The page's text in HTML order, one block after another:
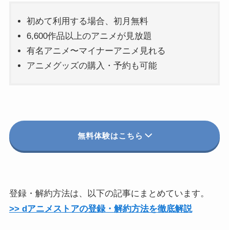
初めて利用する場合、初月無料
6,600作品以上のアニメが見放題
有名アニメ〜マイナーアニメ見れる
アニメグッズの購入・予約も可能
無料体験はこちら
登録・解約方法は、以下の記事にまとめています。
>> dアニメストアの登録・解約方法を徹底解説